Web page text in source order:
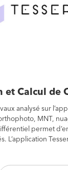
et Calcul de
analysé sur
MNT,
permet
L’application